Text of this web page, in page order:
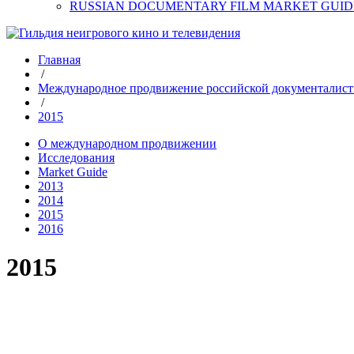
RUSSIAN DOCUMENTARY FILM MARKET
Главная
/
Международное продвижение российской
/
2015
О международном продвижении
Исследования
Market Guide
2013
2014
2015
2016
2015